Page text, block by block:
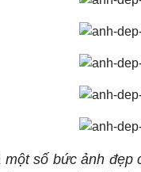
một số bức ảnh đẹp